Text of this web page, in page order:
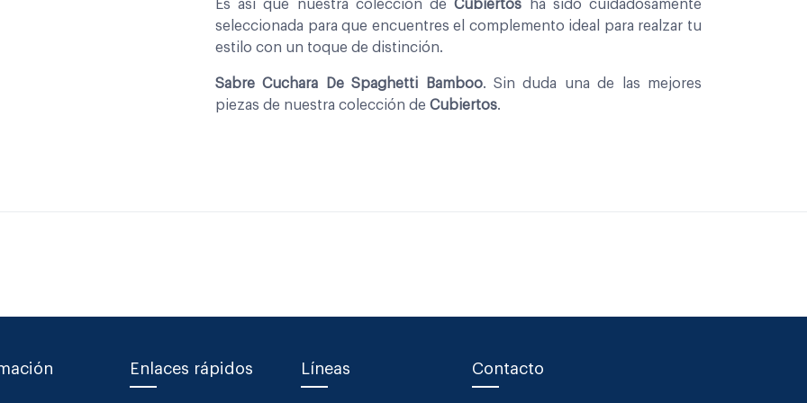
Es asi que nuestra coleccion deCubiertos ha sido cuidadosamente
seleccionada para que encuentres el complemento ideal para realzar tu
estilo con un toque de distinción.
Sabre Cuchara De Spaghetti Bamboo. Sin duda una de las mejores
piezas de nuestra colección de Cubiertos.
Enlaces rápidos Líneas Contacto